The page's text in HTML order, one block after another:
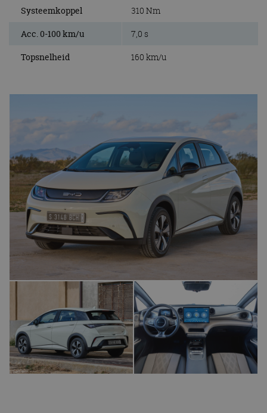
Systeemkoppel 310 Nm
Acc. 0-100 km/u 7,0 s
Topsnelheid 160 km/u